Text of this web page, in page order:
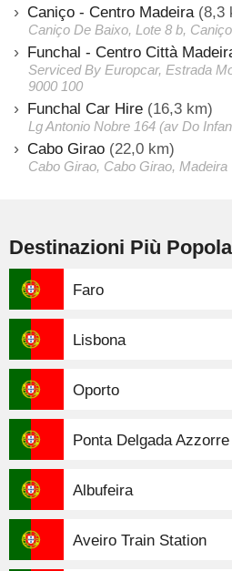
Caniço - Centro Madeira (8,3
Caniço De Baixo, Lote 8 b, Caniço
Funchal - Centro Città
Serviced By Europcar, Estrada
9000 100
Funchal Car Hire (16,3 km)
Lg Antonio Nobre 164 (av Do
Cabo Girao (22,0 km)
Cabo Girao, Cabo Girao, Madeira
Destinazioni Più
Faro
Lisbona
Oporto
Ponta Delgada Azzorre
Albufeira
Aveiro Train Station